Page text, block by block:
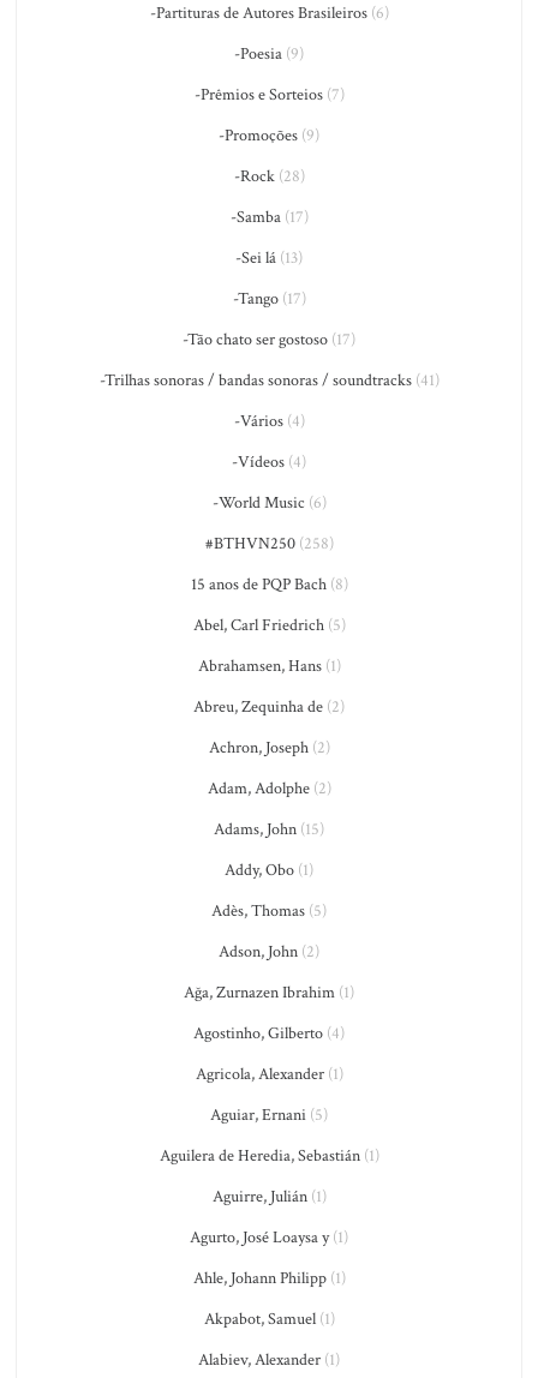
-Partituras de Autores Brasileiros(6)
-Poesia (9)
-Prêmios e Sorteios(7)
-Promoções (9)
-Rock(28)
-Samba(17)
-Sei lá (13)
-Tango(17)
-Tão chato ser gostoso (17)
-Trilhas sonoras / bandas sonoras / soundtracks(41)
-Vários(4)
-Vídeos (4)
-World Music (6)
#BTHVN250(258)
15 anos de PQP Bach(8)
Abel, Carl Friedrich(5)
Abrahamsen, Hans(1)
Abreu, Zequinha de (2)
Achron, Joseph(2)
Adam, Adolphe(2)
Adams, John (15)
Addy, Obo (1)
Adès, Thomas (5)
Adson, John (2)
Ağa, Zurnazen Ibrahim (1)
Agostinho, Gilberto (4)
Agricola, Alexander(1)
Aguiar, Ernani (5)
Aguilera de Heredia, Sebastián(1)
Aguirre, Julián(1)
Agurto, José Loaysa y(1)
Ahle, Johann Philipp(1)
Akpabot, Samuel(1)
Alabiev, Alexander (1)